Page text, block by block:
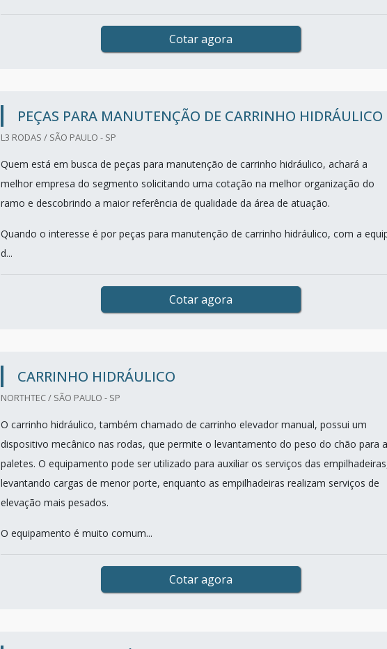
Cotar agora
PEÇAS PARA MANUTENÇÃO DE CARRINHO HIDRÁULICO
L3 RODAS / SÃO PAULO - SP
Quem está em busca de peças para manutenção de carrinho hidráulico, achará a
melhor empresa do segmento solicitando uma cotação na melhor organização do
ramo e descobrindo a maior referência de qualidade da área de atuação.
Quando o interesse é por peças para manutenção de carrinho hidráulico, com a
d...
Cotar agora
CARRINHO HIDRÁULICO
NORTHTEC / SÃO PAULO - SP
O carrinho hidráulico, também chamado de carrinho elevador manual, possui um
dispositivo mecânico nas rodas, que permite o levantamento do peso do chão para
paletes. O equipamento pode ser utilizado para auxiliar os serviços das
levantando cargas de menor porte, enquanto as empilhadeiras realizam serviços de
elevação mais pesados.
O equipamento é muito comum...
Cotar agora